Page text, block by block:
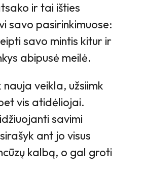
ir tai išties
savo pasirinkimuose:
savo mintis kitur ir
abipusė meilė.
veikla, užsiimk
vis atidėliojai.
savimi
ant jo visus
kalbą, o gal groti